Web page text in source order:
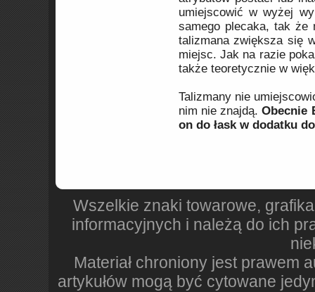
umiejscowić w wyżej
samego plecaka, tak że
talizmana zwiększa się
miejsc. Jak na razie
także teoretycznie w
Talizmany nie
nim nie znajdą.Obecnie
on do łask w dodatku
Wszelkie znaki towarowe,
informacyjnych i należą do ich
Materiał chroniony jest prawem
artykułów mogą być cytowane